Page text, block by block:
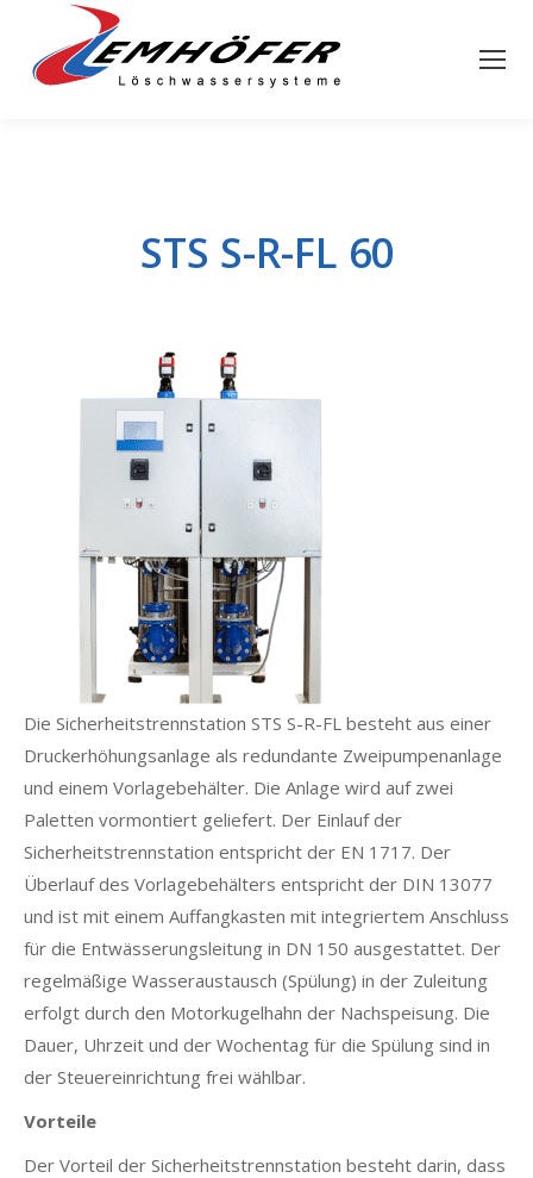
STS S-R-FL 60
Die Sicherheitstrennstation STS S-R-FL besteht aus einer
Druckerhöhungsanlage als redundante Zweipumpenanlage
und einem Vorlagebehälter. Die Anlage wird auf zwei
Paletten vormontiert geliefert. Der Einlauf der
Sicherheitstrennstation entspricht der EN 1717. Der
Überlauf des Vorlagebehälters entspricht der DIN 13077
und ist mit einem Auffangkasten mit integriertem Anschluss
für die Entwässerungsleitung in DN 150 ausgestattet. Der
regelmäßige Wasseraustausch (Spülung) in der Zuleitung
erfolgt durch den Motorkugelhahn der Nachspeisung. Die
Dauer, Uhrzeit und der Wochentag für die Spülung sind in
der Steuereinrichtung frei wählbar.
Vorteile
Der Vorteil der Sicherheitstrennstation besteht darin, dass